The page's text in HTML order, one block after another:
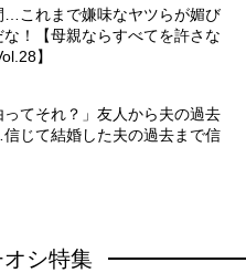
…これまで嫌味なヤツらが媚び
！【母親ならすべてを許さな
】
ってそれ？」友人から夫の過去
じて結婚した夫の過去まで信
シ特集